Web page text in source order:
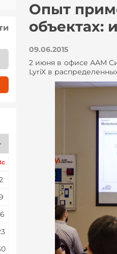
Опыт
объектах:
09.06.2015
2 июня в офисе ААМ
LyriX в